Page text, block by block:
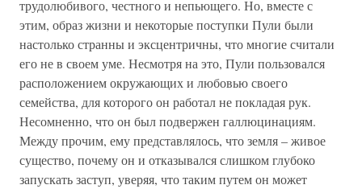
трудолюбивого, честного и непьющего. Но, вместе с
этим, образ жизни и некоторые поступки Пули были
настолько странны и эксцентричны, что многие считали
его не в своем уме. Несмотря на это, Пули пользовался
расположением окружающих и любовью своего
семейства, для которого он работал не покладая рук.
Несомненно, что он был подвержен галлюцинациям.
Между прочим, ему представлялось, что земля – живое
существо, почему он и отказывался слишком глубоко
запускать заступ, уверяя, что таким путем он может